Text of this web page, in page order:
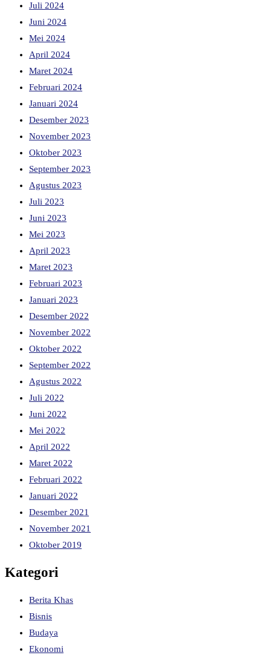
Juli 2024
Juni 2024
Mei 2024
April 2024
Maret 2024
Februari 2024
Januari 2024
Desember 2023
November 2023
Oktober 2023
September 2023
Agustus 2023
Juli 2023
Juni 2023
Mei 2023
April 2023
Maret 2023
Februari 2023
Januari 2023
Desember 2022
November 2022
Oktober 2022
September 2022
Agustus 2022
Juli 2022
Juni 2022
Mei 2022
April 2022
Maret 2022
Februari 2022
Januari 2022
Desember 2021
November 2021
Oktober 2019
Kategori
Berita Khas
Bisnis
Budaya
Ekonomi